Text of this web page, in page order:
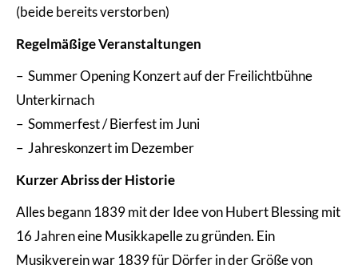
(beide bereits verstorben)
Regelmäßige Veranstaltungen
– Summer Opening Konzert auf der Freilichtbühne
Unterkirnach
– Sommerfest / Bierfest im Juni
– Jahreskonzert im Dezember
Kurzer Abriss der Historie
Alles begann 1839 mit der Idee von Hubert Blessing mit
16 Jahren eine Musikkapelle zu gründen. Ein
Musikverein war 1839 für Dörfer in der Größe von